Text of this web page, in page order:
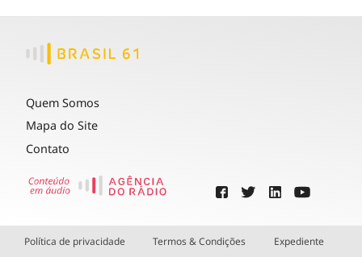
Quem Somos
Mapa do Site
Contato
Política de privacidade Termos & Condições Expediente